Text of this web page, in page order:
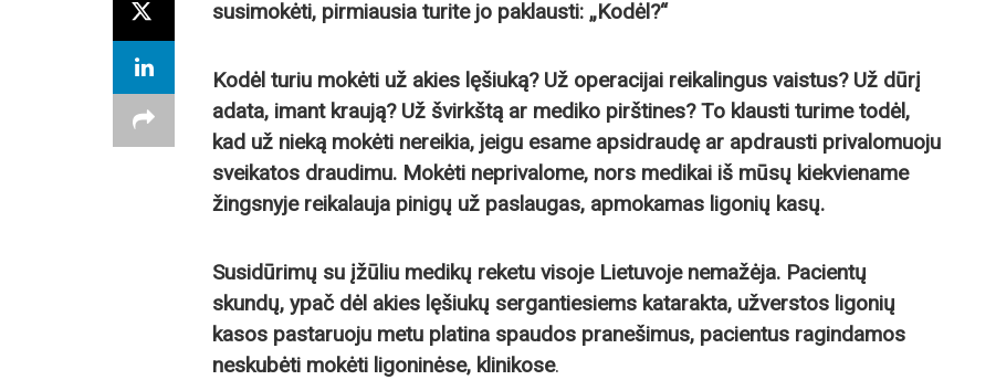
susimokėti, pirmiausia turite jo paklausti: „Kodėl?“
Kodėl turiu mokėti už akies lęšiuką? Už operacijai reikalingus vaistus? Už dūrį
adata, imant kraują? Už švirkštą ar mediko pirštines? To klausti turime todėl,
kad už nieką mokėti nereikia, jeigu esame apsidraudę ar apdrausti privalomuoju
sveikatos draudimu. Mokėti neprivalome, nors medikai iš mūsų kiekviename
žingsnyje reikalauja pinigų už paslaugas, apmokamas ligonių kasų.
Susidūrimų su įžūliu medikų reketu visoje Lietuvoje nemažėja. Pacientų
skundų, ypač dėl akies lęšiukų sergantiesiems katarakta, užverstos ligonių
kasos pastaruoju metu platina spaudos pranešimus, pacientus ragindamos
neskubėti mokėti ligoninėse, klinikose.